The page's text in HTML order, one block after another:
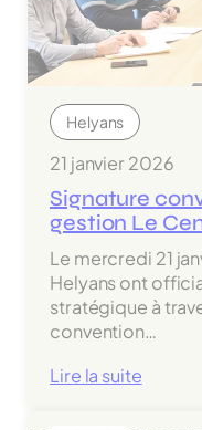
Helyans
21 janvier 2026
Signature
gestion Le
Le mercredi 21
Helyans ont
stratégique à
convention…
Lire la suite: